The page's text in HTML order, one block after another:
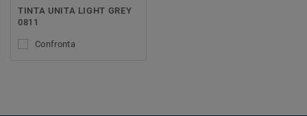
TINTA UNITA LIGHT GREY
0811
Confronta